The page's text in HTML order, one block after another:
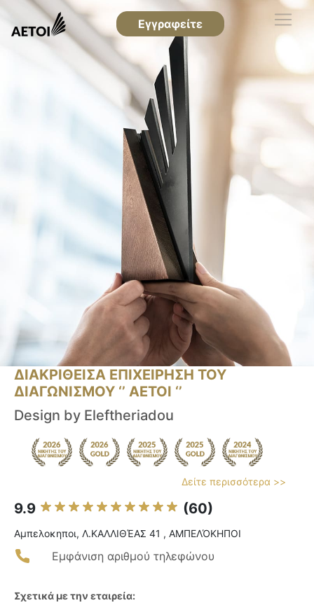
Εγγραφείτε
ΔΙΑΚΡΙΘΕΙΣΑ ΕΠΙΧΕΙΡΗΣΗ ΤΟΥ
ΔΙΑΓΩΝΙΣΜΟΥ ‘’ ΑΕΤΟΙ ‘’
Design by Eleftheriadou
Δείτε περισσότερα >>
9.9 (60)
Αμπελοκηποι, Λ.ΚΑΛΛΙΘΈΑΣ 41 , ΑΜΠΕΛΌΚΗΠΟΙ
Εμφάνιση αριθμού τηλεφώνου
Σχετικά με την εταιρεία: